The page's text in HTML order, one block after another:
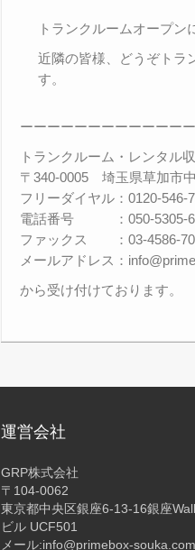
トランクルームオープン
近隣の皆様、どうぞトラ
す。
ーーーーーーーーーーーー
トランクルーム・レンタ
〒340-0005 埼玉県草加市
フリーダイヤル：0120-546-
電話番号 ：050-5305-
ファックス ：03-4586-
メールアドレス：
から受け付けております。
運営会社
GRP株式会社
〒104-0062
東京都中央区銀座6-13-16銀座Wall
ビル UCF501
メール:info@primebox-souka.com